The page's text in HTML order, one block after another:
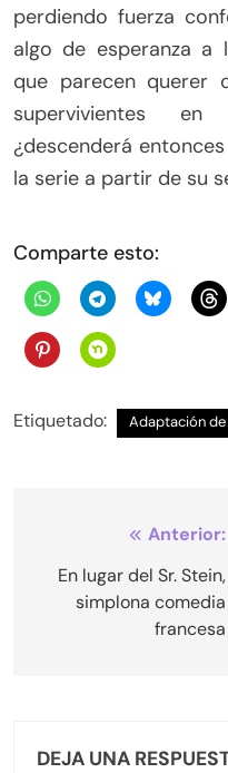
perdiendo fuerza
algo de esperanza a
que parecen querer
supervivientes
¿descenderá
la serie a partir de su
Comparte esto:
Etiquetado: Adaptación de
Navegación
de
entradas
Anterior:
En lugar del Sr. Stein,
simplona comedia
francesa
DEJA UNA